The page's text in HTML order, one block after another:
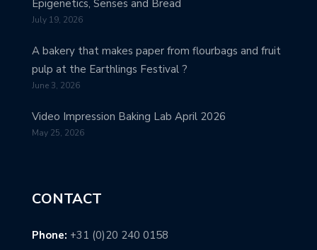
Epigenetics, Senses and Bread
July 19, 2026
A bakery that makes paper from flourbags and fruit
pulp at the Earthlings Festival ?
June 3, 2026
Video Impression Baking Lab April 2026
May 25, 2026
CONTACT
Phone: +31 (0)20 240 0158